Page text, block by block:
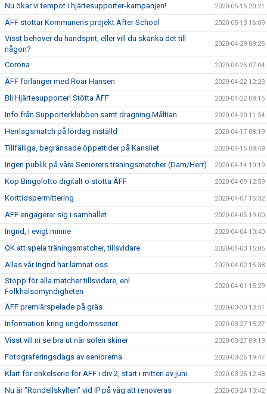
Nu ökar vi tempot i hjärtesupporter-kampanjen! 2020-05-15 20:21
ÄFF stöttar Kommunens projekt After School 2020-05-13 16:09
Visst behöver du handsprit, eller vill du skänka det till
någon?
2020-04-29 09:25
Corona 2020-04-25 07:04
ÄFF förlänger med Roar Hansen 2020-04-22 12:23
Bli Hjärtesupporter! Stötta ÄFF 2020-04-22 08:15
Info från Supporterklubben samt dragning Måltian 2020-04-20 11:54
Herrlagsmatch på lördag inställd 2020-04-17 08:19
Tillfälliga, begränsade öppettider på Kansliet 2020-04-15 08:49
Ingen publik på våra Seniorers träningsmatcher (Dam/Herr) 2020-04-14 10:19
Köp Bingolotto digitalt o stötta ÄFF 2020-04-09 12:59
Korttidspermittering 2020-04-07 15:32
ÄFF engagerar sig i samhället 2020-04-05 19:00
Ingrid, i evigt minne 2020-04-04 10:40
OK att spela träningsmatcher, tillsvidare 2020-04-03 15:05
Allas vår Ingrid har lämnat oss. 2020-04-02 15:38
Stopp för alla matcher tillsvidare, enl
Folkhälsomyndigheten
2020-04-01 15:29
ÄFF premiärspelade på gräs 2020-03-30 13:51
Information kring ungdomsserier 2020-03-27 15:27
Visst vill ni se bra ut när solen skiner 2020-03-27 09:13
Fotograferingsdags av seniorerna 2020-03-26 19:47
Klart för enkelserie för ÄFF i div 2, start i mitten av juni 2020-03-25 12:48
Nu är "Rondellskylten" vid IP på väg att renoveras 2020-03-24 13:42